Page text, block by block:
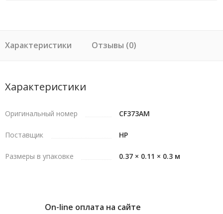
Характеристики Отзывы (0)
Характеристики
Оригинальный номер CF373AM
Поставщик HP
Размеры в упаковке 0.37 × 0.11 × 0.3 м
On-line оплата на сайте